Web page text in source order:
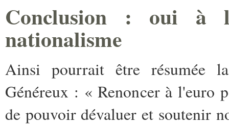
Conclusion : oui à
nationalisme
Ainsi pourrait être résumée
Généreux : « Renoncer à l'euro
de pouvoir dévaluer et soutenir